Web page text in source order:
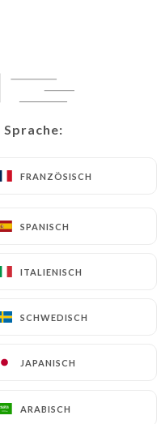
Sprache:
FRANZÖSISCH
SPANISCH
ITALIENISCH
SCHWEDISCH
JAPANISCH
ARABISCH
Sprache:
FRANZÖSISCH
SPANISCH
ITALIENISCH
SCHWEDISCH
JAPANISCH
ARABISCH